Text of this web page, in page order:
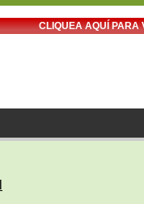
CLIQUEA AQUÍ PARA